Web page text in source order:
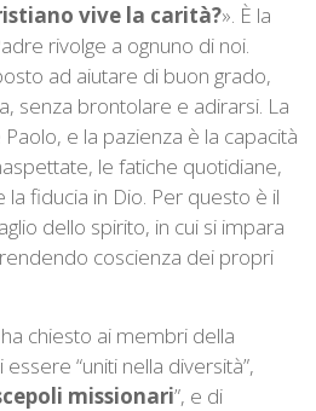
vive la carità?». È la
rivolge a ognuno di noi.
ad aiutare di buon grado,
senza brontolare e adirarsi. La
e la pazienza è la capacità
le fatiche quotidiane,
fiducia in Dio. Per questo è il
dello spirito, in cui si impara
coscienza dei propri
chiesto ai membri della
“uniti nella diversità”,
missionari”, e di